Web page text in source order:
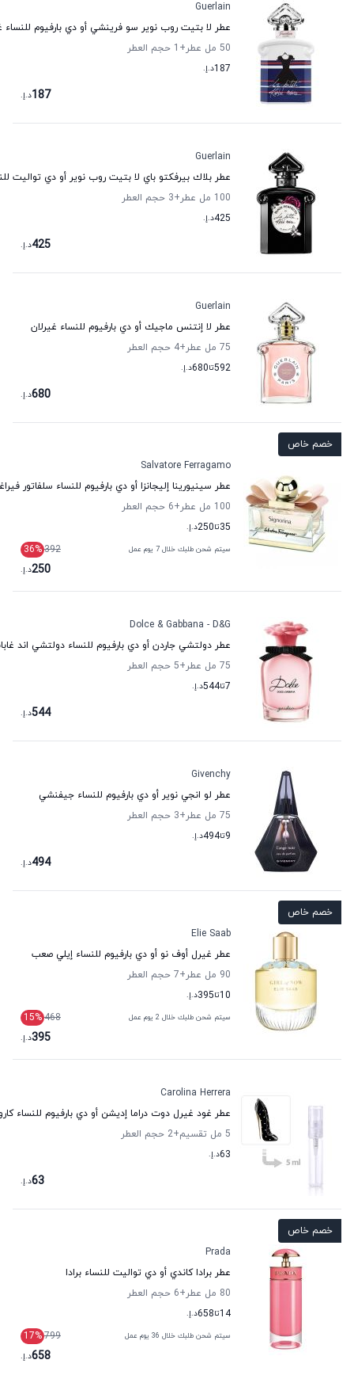
Guerlain
عطر لا بتيت روب نوير سو فرينشي أو دي بارفيوم للنساء
50 مل عطر
+1
حجم العطر
187د.إ.
187د.إ.
Guerlain
عطر بلاك بيرفكتو باي لا بتيت روب نوير أو دي تواليت
100 مل عطر
+3
حجم العطر
425د.إ.
425د.إ.
Guerlain
عطر لا إنتنس ماجيك أو دي بارفيوم للنساء غيرلان
75 مل عطر
+4
حجم العطر
592تا680د.إ.
680د.إ.
خصم خاص
Salvatore Ferragamo
عطر سينيورينا إليجانزا أو دي بارفيوم للنساء سلفاتور
100 مل عطر
+6
حجم العطر
35تا250د.إ.
سيتم شحن طلبك خلال 7 يوم عمل 392
36%
250د.إ.
Dolce & Gabbana - D&G
عطر دولتشي جاردن أو دي بارفيوم للنساء دولتشي اند
75 مل عطر
+5
حجم العطر
7تا544د.إ.
544د.إ.
Givenchy
عطر لو انجي نوير أو دي بارفيوم للنساء جيفنشي
75 مل عطر
+3
حجم العطر
9تا494د.إ.
494د.إ.
خصم خاص
Elie Saab
عطر غيرل أوف نو أو دي بارفيوم للنساء إيلي صعب
90 مل عطر
+7
حجم العطر
10تا395د.إ.
سيتم شحن طلبك خلال 2 يوم عمل 468
15%
395د.إ.
Carolina Herrera
عطر غود غيرل دوت دراما إديشن أو دي بارفيوم للنساء
5 مل تقسيم
+2
حجم العطر
63د.إ.
63د.إ.
خصم خاص
Prada
عطر برادا كاندي أو دي تواليت للنساء برادا
80 مل عطر
+6
حجم العطر
14تا658د.إ.
سيتم شحن طلبك خلال 36 يوم عمل 799
17%
658د.إ.